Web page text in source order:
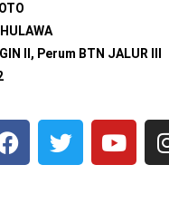
II, Perum BTN JALUR III